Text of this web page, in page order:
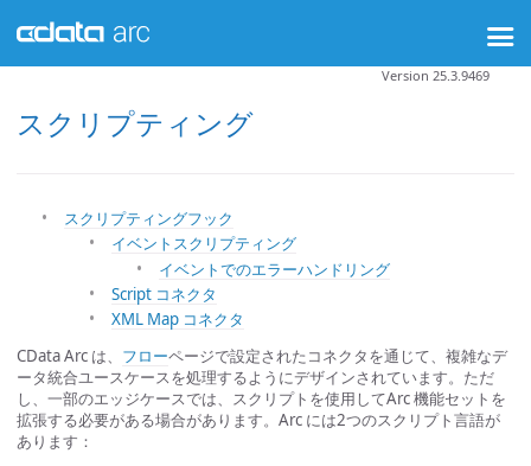
スクリプティング
Version 25.3.9469
スクリプティングフック
イベントスクリプティング
イベントでのエラーハンドリング
Script コネクタ
XML Map コネクタ
CData Arc は、 フローページで設定されたコネクタを通じて、複雑なデ
ータ統合ユースケースを処理するようにデザインされています。ただ
し、一部のエッジケースでは、スクリプトを使用してArc 機能セットを
拡張する必要がある場合があります。Arc には2つのスクリプト言語が
あります：